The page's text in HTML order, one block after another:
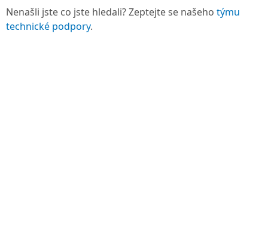
Nenašli jste co jste hledali? Zeptejte se našeho týmu
technické podpory.